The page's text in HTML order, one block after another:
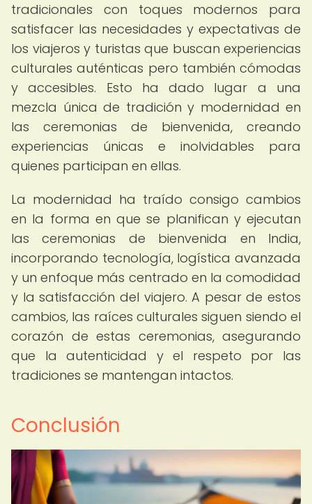
tradicionales con toques modernos para
satisfacer las necesidades y expectativas de
los viajeros y turistas que buscan experiencias
culturales auténticas pero también cómodas
y accesibles. Esto ha dado lugar a una
mezcla única de tradición y modernidad en
las ceremonias de bienvenida, creando
experiencias únicas e inolvidables para
quienes participan en ellas.
La modernidad ha traído consigo cambios
en la forma en que se planifican y ejecutan
las ceremonias de bienvenida en India,
incorporando tecnología, logística avanzada
y un enfoque más centrado en la comodidad
y la satisfacción del viajero. A pesar de estos
cambios, las raíces culturales siguen siendo el
corazón de estas ceremonias, asegurando
que la autenticidad y el respeto por las
tradiciones se mantengan intactos.
Conclusión